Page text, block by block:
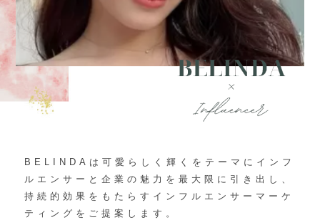
BELINDAは可愛らしく輝くをテーマにインフ
ルエンサーと企業の魅力を最大限に引き出し、
持続的効果をもたらすインフルエンサーマーケ
ティングをご提案します。